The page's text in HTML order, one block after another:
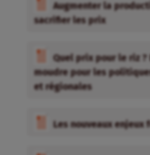
Augmenter la
sacrifier les prix
Quel prix pour le riz ?
moudre pour les
et régionales
Les nouveaux enjeux